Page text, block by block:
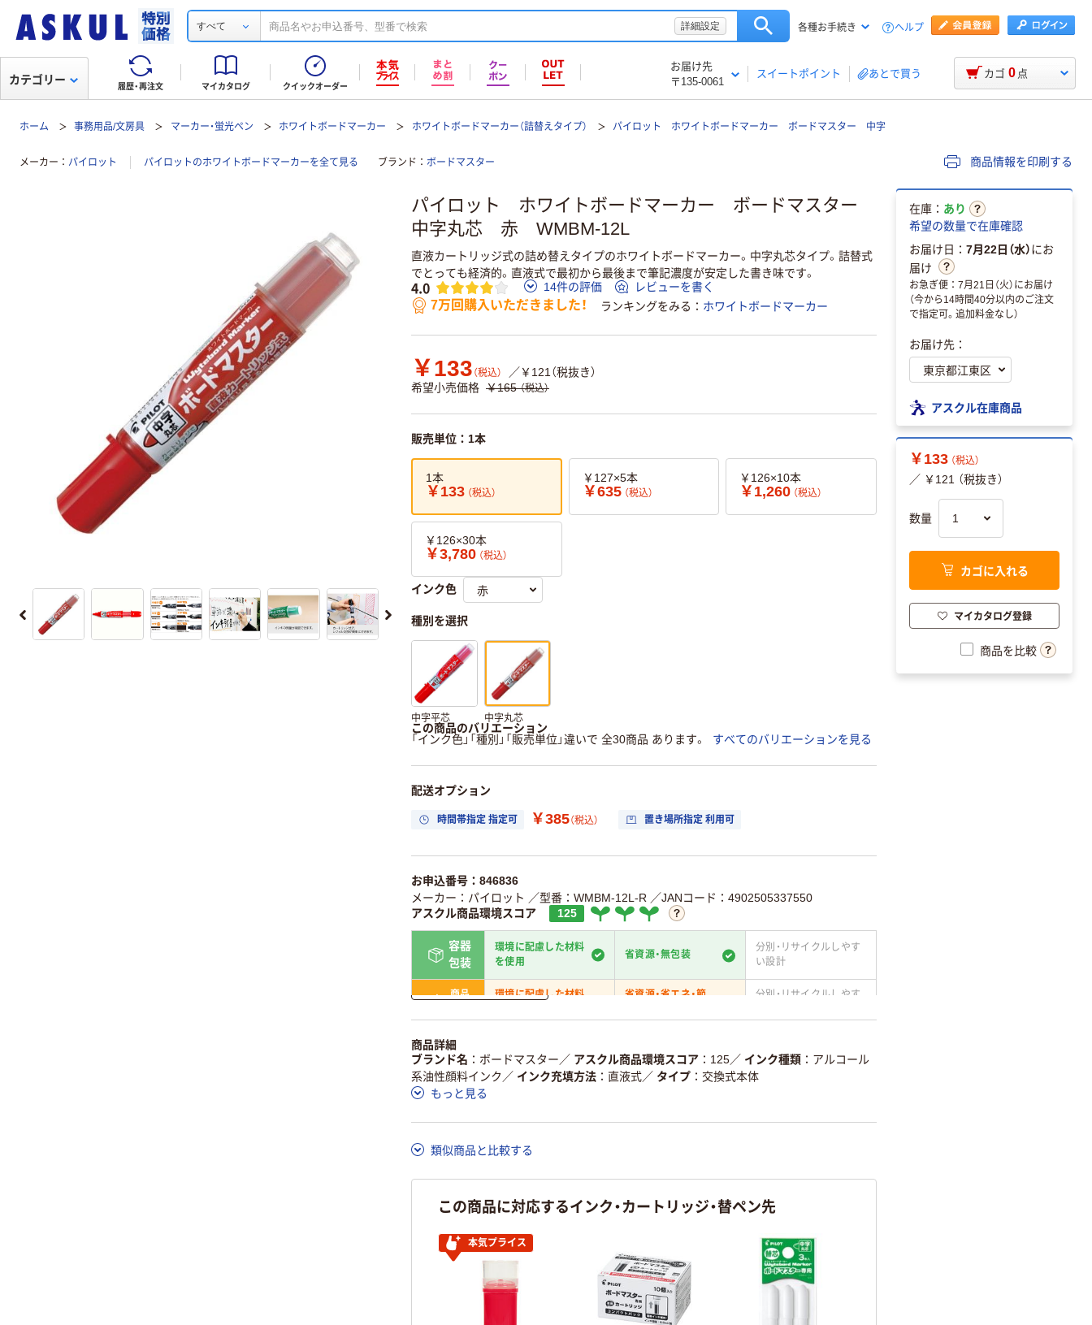
すべて 詳細設定 各種お手続き ヘルプ
履歴・再注文 マイカタログ クイックオーダー
お届け先
〒135-0061
スイートポイント あとで買う
カテゴリー カゴ 0 点
ホーム 事務用品/文房具 マーカー・蛍光ペン ホワイトボードマーカー ホワイトボードマーカー（詰替えタイプ） パイロット ホワイトボードマーカー ボードマスター 中字
メーカー パイロット パイロットのホワイトボードマーカーを全て見る ブランド ボードマスター 商品情報を印刷する
パイロット ホワイトボードマーカー ボードマスター
中字丸芯 赤 WMBM-12L
直液カートリッジ式の詰め替えタイプのホワイトボードマーカー。中字丸芯タイプ。詰替式
でとっても経済的。直液式で最初から最後まで筆記濃度が安定した書き味です。
4.0 14件の評価 レビューを書く
7万回購入いただきました！ ランキングをみる ホワイトボードマーカー
￥133 （税込）
／￥121（税抜き）
希望小売価格 ￥165 （税込）
販売単位：1本
1本
￥133 （税込）
￥127×5本
￥635 （税込）
￥126×10本
￥1,260 （税込）
￥126×30本
￥3,780 （税込）
インク色
種別を選択
中字平芯 中字丸芯
この商品のバリエーション
「インク色」「種別」「販売単位」違いで 全30商品 あります。
すべてのバリエーションを見る
配送オプション
時間帯指定 指定可 ￥385（税込） 置き場所指定 利用可
お申込番号：846836
メーカー：パイロット ／型番：WMBM-12L-R ／JANコード：4902505337550
アスクル商品環境スコア
125
容器
包装
環境に配慮した材料
を使用
省資源・無包装
分別・リサイクルしやす
い設計
商品
環境に配慮した材料
省資源・省エネ・節
分別・リサイクルしやす
仕組
ある
いる
削減
この商品の環境配慮ポイントです。詳しくはページ下部の商品詳細「アスクル商品環境スコ
ア詳細／加点項目
詳しく見る
商品詳細
ブランド名
ボードマスター ／ アスクル商品環境スコア 125／ インク種類
アルコール
系油性顔料インク ／ インク充填方法 直液式／ タイプ
交換式本体
もっと見る
類似商品と比較する
この商品に対応するインク・カートリッジ・替ペン先
本気プライス
在庫： あり
希望の数量で在庫確認
お届け日： 7月22日（水）にお
届け
お急ぎ便：7月21日（火）にお届け
（今から14時間40分以内のご注文
で指定可。追加料金なし）
お届け先：
アスクル在庫商品
￥133 （税込）
／ ￥121 （税抜き）
数量
カゴに入れる
マイカタログ登録
商品を比較